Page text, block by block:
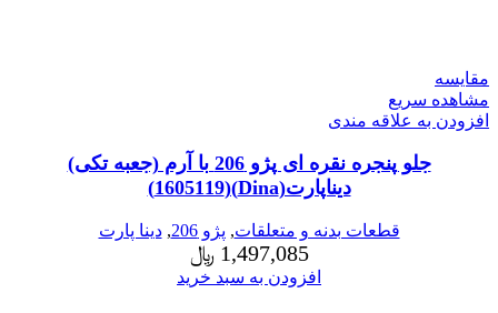
مقایسه
مشاهده سریع
افزودن به علاقه مندی
جلو پنجره نقره ای پژو 206 با آرم (جعبه تکی)
دیناپارت(Dina)(1605119)
قطعات بدنه و متعلقات, پژو 206 ,دینا پارت
1,497,085 ﷼
افزودن به سبد خرید